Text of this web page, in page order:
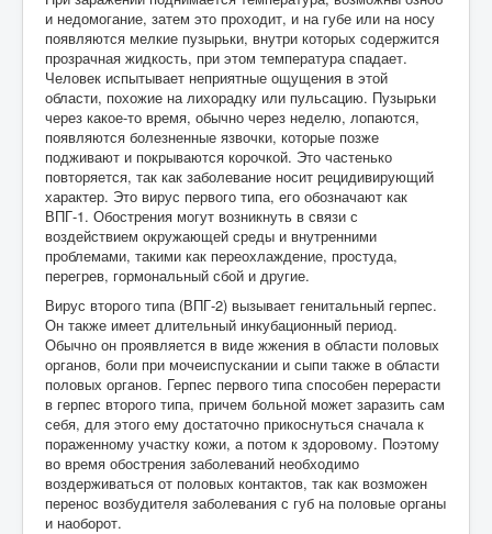
и недомогание, затем это проходит, и на губе или на носу
появляются мелкие пузырьки, внутри которых содержится
прозрачная жидкость, при этом температура спадает.
Человек испытывает неприятные ощущения в этой
области, похожие на лихорадку или пульсацию. Пузырьки
через какое-то время, обычно через неделю, лопаются,
появляются болезненные язвочки, которые позже
подживают и покрываются корочкой. Это частенько
повторяется, так как заболевание носит рецидивирующий
характер. Это вирус первого типа, его обозначают как
ВПГ-1. Обострения могут возникнуть в связи с
воздействием окружающей среды и внутренними
проблемами, такими как переохлаждение, простуда,
перегрев, гормональный сбой и другие.
Вирус второго типа (ВПГ-2) вызывает генитальный герпес.
Он также имеет длительный инкубационный период.
Обычно он проявляется в виде жжения в области половых
органов, боли при мочеиспускании и сыпи также в области
половых органов. Герпес первого типа способен перерасти
в герпес второго типа, причем больной может заразить сам
себя, для этого ему достаточно прикоснуться сначала к
пораженному участку кожи, а потом к здоровому. Поэтому
во время обострения заболеваний необходимо
воздерживаться от половых контактов, так как возможен
перенос возбудителя заболевания с губ на половые органы
и наоборот.